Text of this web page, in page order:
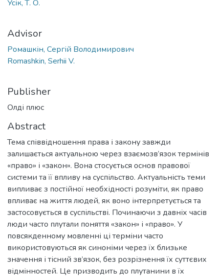
Усік, Т. О.
Advisor
Ромашкін, Сергій Володимирович
Romashkin, Serhii V.
Publisher
Олді плюс
Abstract
Тема співвідношення права і закону завжди
залишається актуальною через взаємозв’язок термінів
«право» і «закон». Вона стосується основ правової
системи та її впливу на суспільство. Актуальність теми
випливає з постійної необхідності розуміти, як право
впливає на життя людей, як воно інтерпретується та
застосовується в суспільстві. Починаючи з давніх часів
люди часто плутали поняття «закон» і «право». У
повсякденному мовленні ці терміни часто
використовуються як синоніми через їх близьке
значення і тісний зв’язок, без розрізнення їх суттєвих
відмінностей. Це призводить до плутанини в їх